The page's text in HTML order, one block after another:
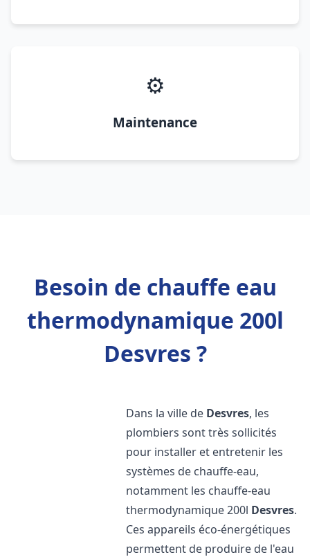
⚙️
Maintenance
Besoin de chauffe eau
thermodynamique 200l
Desvres ?
Dans la ville de Desvres, les
plombiers sont très sollicités
pour installer et entretenir les
systèmes de chauffe-eau,
notamment les chauffe-eau
thermodynamique 200l Desvres.
Ces appareils éco-énergétiques
permettent de produire de l'eau